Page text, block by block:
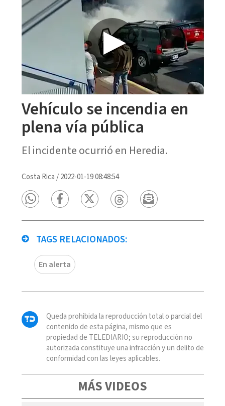
Vehículo se incendia en
plena vía pública
El incidente ocurrió en Heredia.
Costa Rica /2022-01-19 08:48:54
TAGS RELACIONADOS:
En alerta
Queda prohibida la reproducción total o parcial del
contenido de esta página, mismo que es
propiedad de TELEDIARIO; su reproducción no
autorizada constituye una infracción y un delito de
conformidad con las leyes aplicables.
MÁS VIDEOS